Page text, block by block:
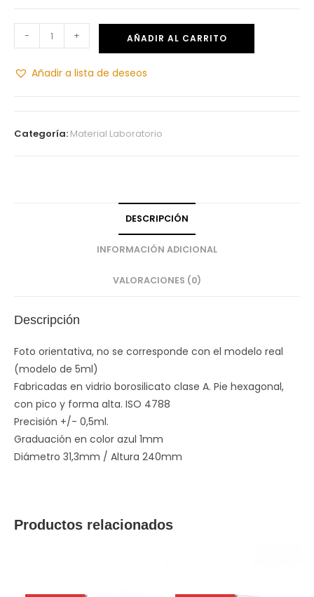
- + AÑADIR AL CARRITO
Añadir a lista de deseos
Categoría: Material Laboratorio
DESCRIPCIÓN
INFORMACIÓN ADICIONAL
VALORACIONES (0)
Descripción
Foto orientativa, no se corresponde con el modelo real
(modelo de 5ml)
Fabricadas en vidrio borosilicato clase A. Pie hexagonal,
con pico y forma alta. ISO 4788
Precisión +/- 0,5ml.
Graduación en color azul 1mm
Diámetro 31,3mm / Altura 240mm
Productos relacionados